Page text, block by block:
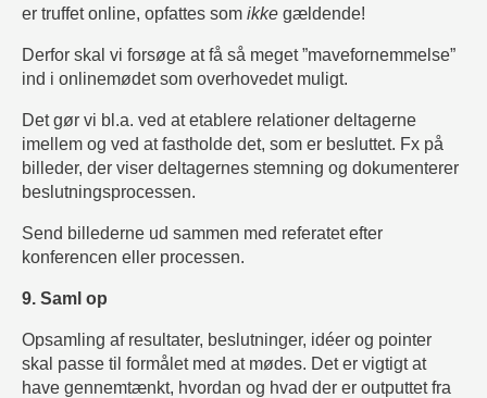
er truffet online, opfattes som ikke gældende!
Derfor skal vi forsøge at få så meget ”mavefornemmelse”
ind i onlinemødet som overhovedet muligt.
Det gør vi bl.a. ved at etablere relationer deltagerne
imellem og ved at fastholde det, som er besluttet. Fx på
billeder, der viser deltagernes stemning og dokumenterer
beslutningsprocessen.
Send billederne ud sammen med referatet efter
konferencen eller processen.
9. Saml op
Opsamling af resultater, beslutninger, idéer og pointer
skal passe til formålet med at mødes. Det er vigtigt at
have gennemtænkt, hvordan og hvad der er outputtet fra